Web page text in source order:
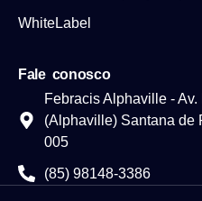
WhiteLabel
Fale conosco
Febracis Alphaville - Av.
(Alphaville) Santana de
005
(85) 98148-3386